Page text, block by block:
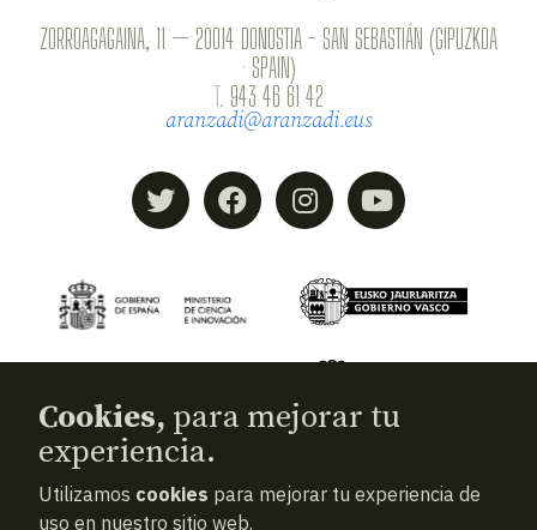
ZORROAGAGAINA, 11 — 20014 DONOSTIA - SAN SEBASTIÁN (GIPUZKOA
· SPAIN)
T. 943 46 61 42
aranzadi@aranzadi.eus
© 2026Aranzadi — Zientzia elkartea
Cookies, para mejorar tu
experiencia.
Utilizamos cookies para mejorar tu experiencia de
uso en nuestro sitio web.